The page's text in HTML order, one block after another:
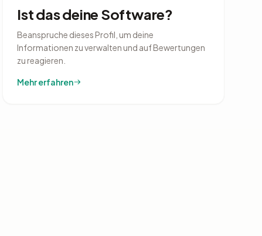
Ist das deine Software?
Beanspruche dieses Profil, um deine
Informationen zu verwalten und auf Bewertungen
zu reagieren.
Mehr erfahren